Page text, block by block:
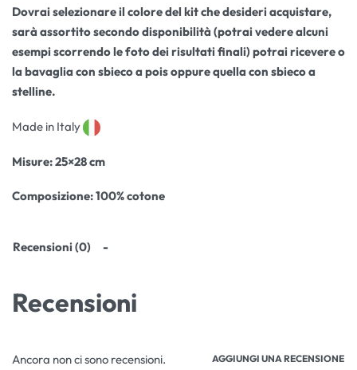
Dovrai selezionare il colore del kit che desideri acquistare,
sarà assortito secondo disponibilità (potrai vedere alcuni
esempi scorrendo le foto dei risultati finali) potrai ricevere o
la bavaglia con sbieco a pois oppure quella con sbieco a
stelline.
Made in Italy
Misure: 25×28 cm
Composizione: 100% cotone
Recensioni (0)
Recensioni
Ancora non ci sono recensioni. AGGIUNGI UNA RECENSIONE